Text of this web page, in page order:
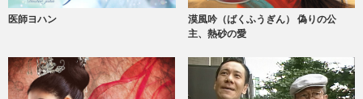
医師ヨハン
漠風吟（ばくふうぎん） 偽りの公
主、熱砂の愛